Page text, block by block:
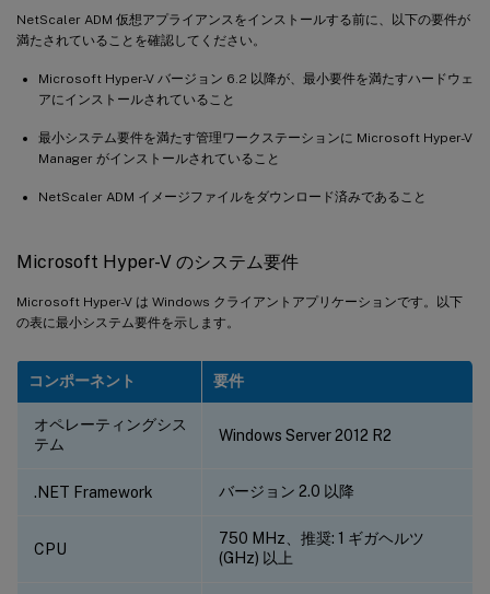
NetScaler ADM 仮想アプライアンスをインストールする前に、以下の要件が
満たされていることを確認してください。
Microsoft Hyper-V バージョン 6.2 以降が、最小要件を満たすハードウェ
アにインストールされていること
最小システム要件を満たす管理ワークステーションに Microsoft Hyper-V
Manager がインストールされていること
NetScaler ADM イメージファイルをダウンロード済みであること
Microsoft Hyper-V のシステム要件
Microsoft Hyper-V は Windows クライアントアプリケーションです。以下
の表に最小システム要件を示します。
コンポーネント 要件
オペレーティングシス
テム
Windows Server 2012 R2
.NET Framework バージョン 2.0 以降
CPU
750 MHz、推奨: 1 ギガヘルツ
(GHz) 以上